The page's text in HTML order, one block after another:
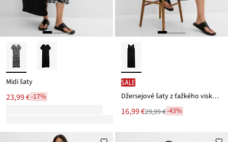
Midi šaty
23,99 €-17%
SALE
Džersejové šaty z ťažkého viskózového mixu, vrúbkovaný vzhľad
Nová
cena
16,99 €
Zľava
ceny
29,99 €-43%